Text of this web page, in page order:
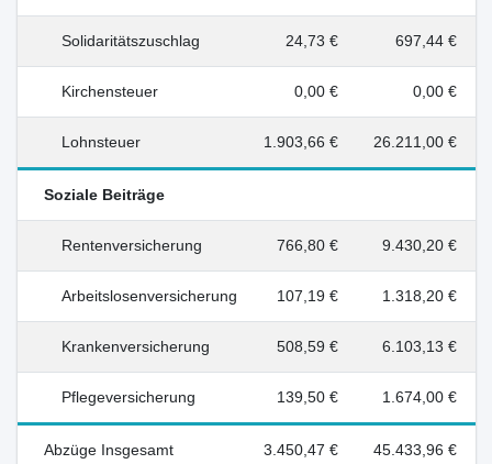
Solidaritätszuschlag 24,73 € 697,44 €
Kirchensteuer 0,00 € 0,00 €
Lohnsteuer 1.903,66 € 26.211,00 €
Soziale Beiträge
Rentenversicherung 766,80 € 9.430,20 €
Arbeitslosenversicherung 107,19 € 1.318,20 €
Krankenversicherung 508,59 € 6.103,13 €
Pflegeversicherung 139,50 € 1.674,00 €
Abzüge Insgesamt 3.450,47 € 45.433,96 €